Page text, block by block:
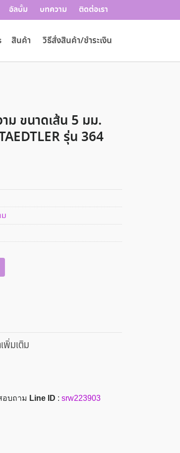
อัลบั้ม บทความ ติดต่อเรา
สินค้า วิธีสั่งสินค้า/ชำระเงิน
ม ขนาดเส้น 5 มม.
รุ่น 364
พิ่มเติม
อบถาม Line ID : srw223903